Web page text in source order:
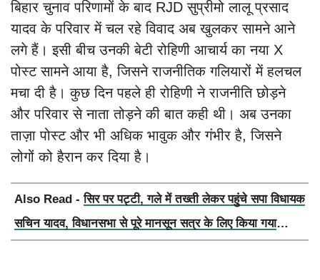
बिहार चुनाव परिणामों के बाद RJD सुप्रीमो लालू प्रसाद
यादव के परिवार में चल रहे विवाद अब खुलकर सामने आने
लगे हैं। इसी बीच उनकी बेटी रोहिणी आचार्य का नया X
पोस्ट सामने आया है, जिसने राजनीतिक गलियारों में हलचल
मचा दी है। कुछ दिन पहले ही रोहिणी ने राजनीति छोड़ने
और परिवार से नाता तोड़ने की बात कही थी। अब उनका
ताज़ा पोस्ट और भी अधिक भावुक और गंभीर है, जिसने
लोगों को हैरान कर दिया है।
Also Read -सिर पर पट्टी, गले में तख्ती लेकर पहुंचे सपा विधायक
सचिन यादव, विधानसभा से पूरे मानसून सत्र के लिए किया गया